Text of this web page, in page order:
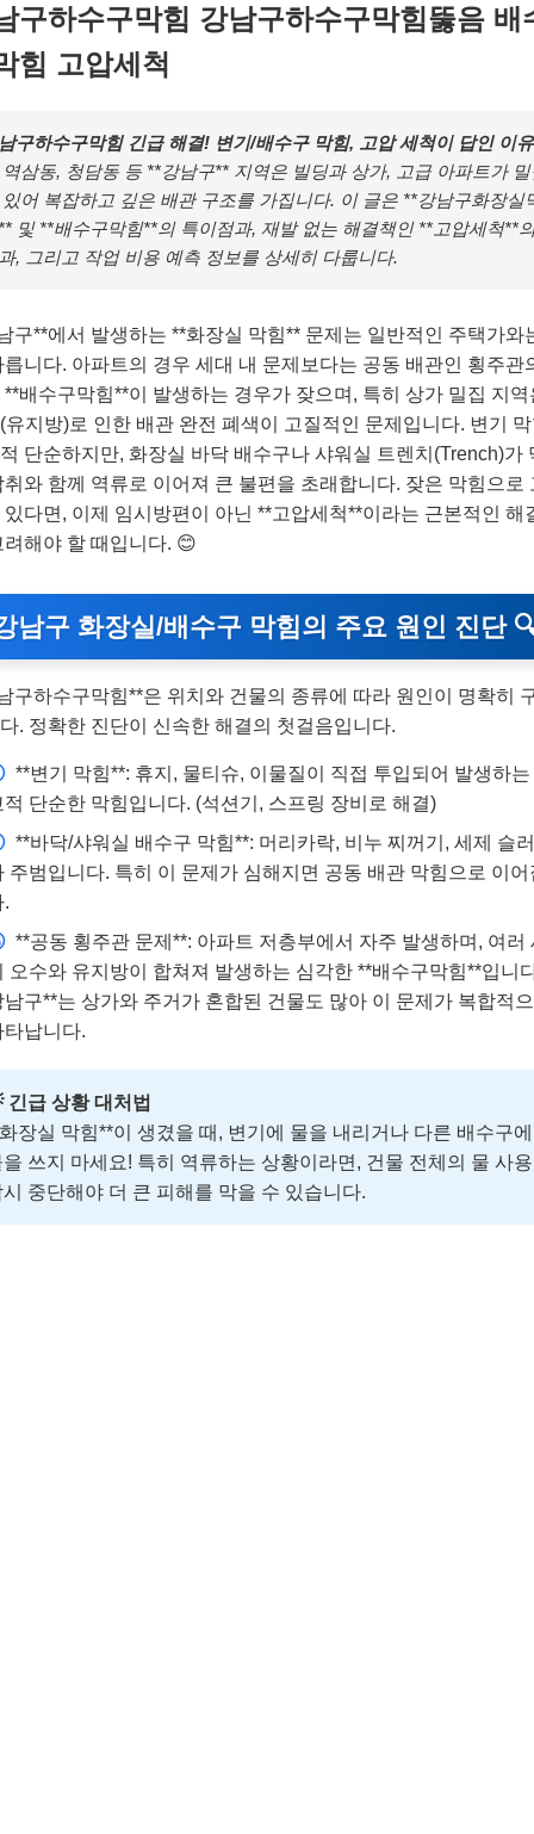
구하수구막힘 강남구하수구막힘뚫음 배
힘 고압세척
구하수구막힘 긴급 해결! 변기/배수구 막힘, 고압 세척이 답인 이
삼동, 청담동 등 **강남구** 지역은 빌딩과 상가, 고급 아파트가 밀
어 복잡하고 깊은 배관 구조를 가집니다. 이 글은 **강남구화장실
및 **배수구막힘**의 특이점과, 재발 없는 해결책인 **고압세척**
, 그리고 작업 비용 예측 정보를 상세히 다룹니다.
구**에서 발생하는 **화장실 막힘** 문제는 일반적인 주택가와
릅니다. 아파트의 경우 세대 내 문제보다는 공동 배관인 횡주관
**배수구막힘**이 발생하는 경우가 잦으며, 특히 상가 밀집 지역
유지방)로 인한 배관 완전 폐색이 고질적인 문제입니다. 변기
단순하지만, 화장실 바닥 배수구나 샤워실 트렌치(Trench)가
취와 함께 역류로 이어져 큰 불편을 초래합니다. 잦은 막힘으로
있다면, 이제 임시방편이 아닌 **고압세척**이라는 근본적인 해
려해야 할 때입니다. 😊
남구 화장실/배수구 막힘의 주요 원인 진단
구하수구막힘**은 위치와 건물의 종류에 따라 원인이 명확히
. 정확한 진단이 신속한 해결의 첫걸음입니다.
**변기 막힘**: 휴지, 물티슈, 이물질이 직접 투입되어 발생하는
적 단순한 막힘입니다. (석션기, 스프링 장비로 해결)
**바닥/샤워실 배수구 막힘**: 머리카락, 비누 찌꺼기, 세제 슬
주범입니다. 특히 이 문제가 심해지면 공동 배관 막힘으로 이어
.
**공동 횡주관 문제**: 아파트 저층부에서 자주 발생하며, 여러
오수와 유지방이 합쳐져 발생하는 심각한 **배수구막힘**입니
남구**는 상가와 주거가 혼합된 건물도 많아 이 문제가 복합적
타납니다.
긴급 상황 대처법
장실 막힘**이 생겼을 때, 변기에 물을 내리거나 다른 배수구에
을 쓰지 마세요! 특히 역류하는 상황이라면, 건물 전체의 물 사
중단해야 더 큰 피해를 막을 수 있습니다.